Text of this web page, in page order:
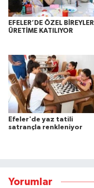
EFELER’DE ÖZEL BİREYLER
ÜRETİME KATILIYOR
Efeler'de yaz tatili
satrançla renkleniyor
Yorumlar